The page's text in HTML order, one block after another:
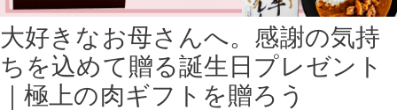
大好きなお母さんへ。感謝の気持
ちを込めて贈る誕生日プレゼント
｜極上の肉ギフトを贈ろう